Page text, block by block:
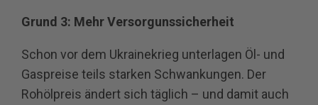
Grund 3: Mehr Versorgunssicherheit
Schon vor dem Ukrainekrieg unterlagen Öl- und
Gaspreise teils starken Schwankungen. Der
Rohölpreis ändert sich täglich – und damit auch